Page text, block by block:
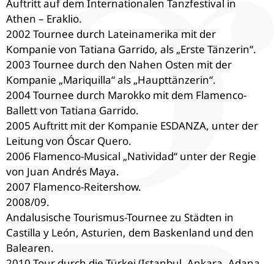
Auftritt auf dem Internationalen Tanzfestival in
Athen – Eraklio.
2002 Tournee durch Lateinamerika mit der
Kompanie von Tatiana Garrido, als „Erste Tänzerin“.
2003 Tournee durch den Nahen Osten mit der
Kompanie „Mariquilla“ als „Haupttänzerin“.
2004 Tournee durch Marokko mit dem Flamenco-
Ballett von Tatiana Garrido.
2005 Auftritt mit der Kompanie ESDANZA, unter der
Leitung von Óscar Quero.
2006 Flamenco-Musical „Natividad“ unter der Regie
von Juan Andrés Maya.
2007 Flamenco-Reitershow.
2008/09.
Andalusische Tourismus-Tournee zu Städten in
Castilla y León, Asturien, dem Baskenland und den
Balearen.